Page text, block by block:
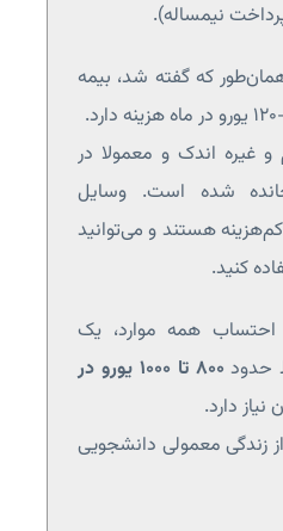
نیمساله).
که گفته شد، بیمه
غیره اندک و معمولا در
شده است. وسایل
هستند و می‌توانید
کنید.
احتساب همه موارد، یک
حدود
۸۰۰ تا ۱۰۰۰ یورو در
دارد.
زندگی معمولی دانشجویی